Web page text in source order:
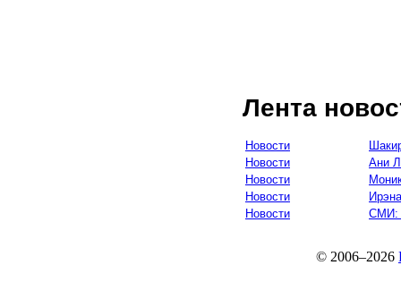
Лента
Новости
Новости
Ани
Новости
Новости
Новости
СМИ:
© 2006–2026